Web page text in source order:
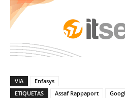
VIA
Enfasys
ETIQUETAS
Assaf Rappaport